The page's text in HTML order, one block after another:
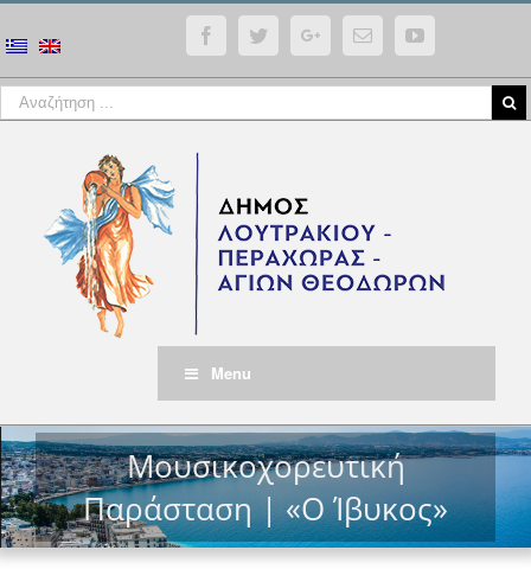
FacebookTwitterGoogle+Email YouTube
Menu
Μουσικοχορευτική
Παράσταση | «Ο Ίβυκος»